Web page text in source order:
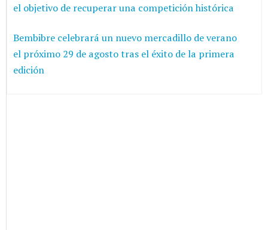
el objetivo de recuperar una competición histórica
Bembibre celebrará un nuevo mercadillo de verano
el próximo 29 de agosto tras el éxito de la primera
edición